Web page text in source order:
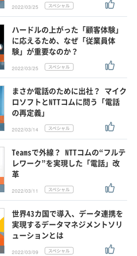
2022/03/25
ハードルの上がった「顧客体験」
に応えるため、なぜ「従業員体
験」が重要なのか？
2022/03/25
まさか電話のために出社？ マイク
ロソフトとNTTコムに問う「電話
の再定義」
2022/03/14
Teamsで外線？ NTTコムの“フルテ
レワーク”を実現した「電話」改
革
2022/03/11
世界43カ国で導入、データ連携を
実現するデータマネジメントソリ
ューションとは
2022/03/09